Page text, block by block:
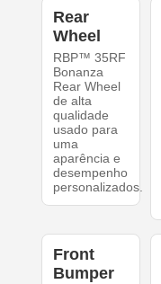
Rear
Wheel
RBP™ 35RF
Bonanza
Rear Wheel
de alta
qualidade
usado para
uma
aparência e
desempenho
personalizados.
Front
Bumper